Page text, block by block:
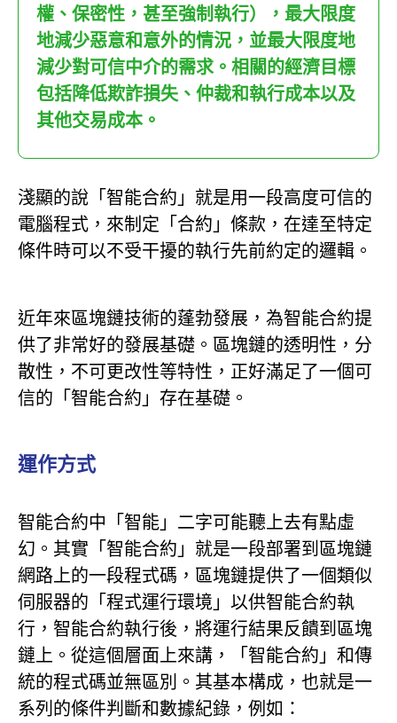
權、保密性，甚至強制執行），最大限度
地減少惡意和意外的情況，並最大限度地
減少對可信中介的需求。相關的經濟目標
包括降低欺詐損失、仲裁和執行成本以及
其他交易成本。
淺顯的說「智能合約」就是用一段高度可信的
電腦程式，來制定「合約」條款，在達至特定
條件時可以不受干擾的執行先前約定的邏輯。
近年來區塊鏈技術的蓬勃發展，為智能合約提
供了非常好的發展基礎。區塊鏈的透明性，分
散性，不可更改性等特性，正好滿足了一個可
信的「智能合約」存在基礎。
運作方式
智能合約中「智能」二字可能聽上去有點虛
幻。其實「智能合約」就是一段部署到區塊鏈
網路上的一段程式碼，區塊鏈提供了一個類似
伺服器的「程式運行環境」以供智能合約執
行，智能合約執行後，將運行結果反饋到區塊
鏈上。從這個層面上來講，「智能合約」和傳
統的程式碼並無區別。其基本構成，也就是一
系列的條件判斷和數據紀錄，例如：